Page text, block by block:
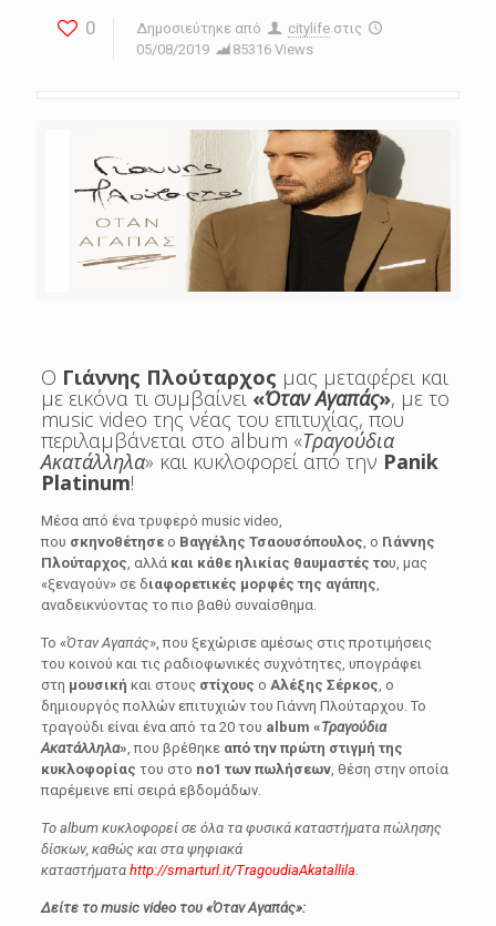
0 Δημοσιεύτηκε από citylife στις
05/08/2019
85316 Views
Ο Γιάννης Πλούταρχος μας μεταφέρει και
με εικόνα τι συμβαίνει«Όταν Αγαπάς», με το
music video της νέας του επιτυχίας, που
περιλαμβάνεται στο album «Τραγούδια
Ακατάλληλα» και κυκλοφορεί από την Panik
Platinum!
Μέσα από ένα τρυφερό music video,
που σκηνοθέτησεο Βαγγέλης Τσαουσόπουλος, ο Γιάννης
Πλούταρχος, αλλά και κάθε ηλικίας θαυμαστές του, μας
«ξεναγούν» σε διαφορετικές μορφές της αγάπης,
αναδεικνύοντας το πιο βαθύ συναίσθημα.
Το «Όταν Αγαπάς», που ξεχώρισε αμέσως στις προτιμήσεις
του κοινού και τις ραδιοφωνικές συχνότητες, υπογράφει
στη μουσική και στους στίχους ο Αλέξης Σέρκος, ο
δημιουργός πολλών επιτυχιών του Γιάννη Πλούταρχου. Το
τραγούδι είναι ένα από τα 20 του album «Τραγούδια
Ακατάλληλα», που βρέθηκε από την πρώτη στιγμή της
κυκλοφορίας του στο no1 των πωλήσεων, θέση στην οποία
παρέμεινε επί σειρά εβδομάδων.
Το album κυκλοφορεί σε όλα τα φυσικά καταστήματα πώλησης
δίσκων, καθώς και στα ψηφιακά
καταστήματα http://smarturl.it/TragoudiaAkatallila.
Δείτε το music video του «Όταν Αγαπάς»: